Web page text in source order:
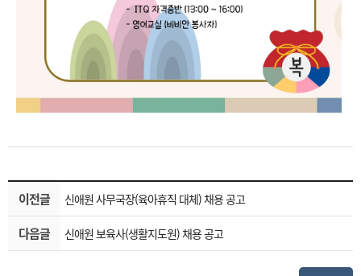
이전글 신애원 사무국장(육아휴직 대체) 채용 공고
다음글 신애원 보육사(생활지도원) 채용 공고